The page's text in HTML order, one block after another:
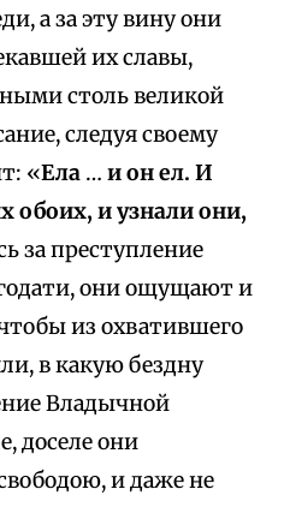
а за эту вину они
их славы,
столь великой
следуя своему
«Ела … и он ел. И
обоих, и узнали они,
за преступление
они ощущают и
из охватившего
в какую бездну
Владычной
доселе они
и даже не